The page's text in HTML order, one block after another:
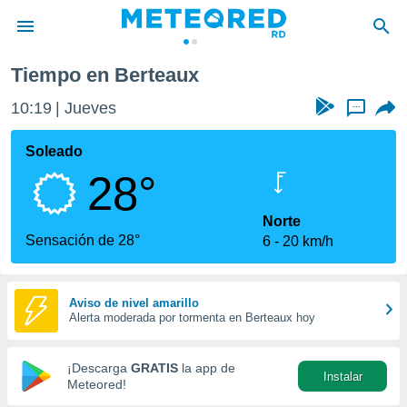
de
ha sido
calidad.
a este
las
y
forma
digital
basada
Tiempo en Berteaux
10:19 Jueves ...
Soleado
28°
Sensación de 28°
Norte
6
20 km/h
Aviso de nivel amarillo
Alerta moderada por tormenta en Berteaux hoy
¡Descarga GRATIS la app de
Meteored!
Instalar